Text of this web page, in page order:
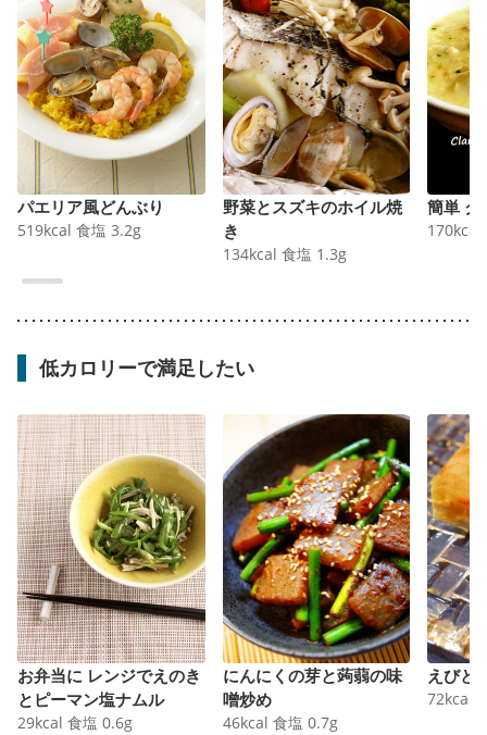
パエリア風どんぶり
519kcal 食塩 3.2g
野菜とスズキのホイル焼
き
134kcal 食塩 1.3g
簡単 ク
170kcal
低カロリーで満足したい
お弁当に レンジでえのき
とピーマン塩ナムル
29kcal 食塩 0.6g
にんにくの芽と蒟蒻の味
噌炒め
46kcal 食塩 0.7g
えびと
72kcal